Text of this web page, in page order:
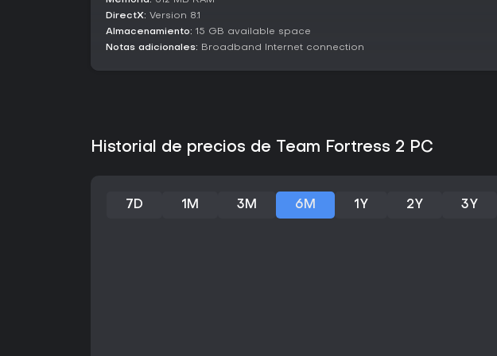
DirectX: Version 8.1
Almacenamiento: 15 GB available space
Notas adicionales: Broadband Internet connection
Historial de precios de Team Fortress 2 PC
7D 1M 3M 6M 1Y 2Y 3Y